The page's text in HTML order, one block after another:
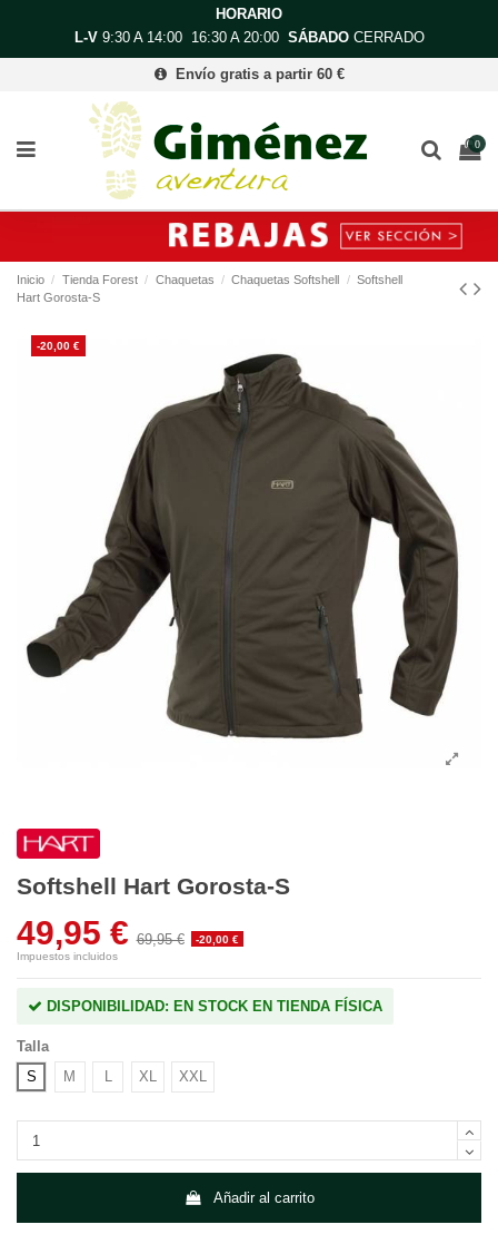
HORARIO
L-V9:30 A 14:00 16:30 A 20:00 SÁBADOCERRADO
Envío gratis a partir 60 €
0
Inicio Tienda Forest Chaquetas Chaquetas Softshell
Softshell
Hart Gorosta-S
-20,00 €
Softshell Hart Gorosta-S
49,95 € 69,95 €
-20,00 €
Impuestos incluidos
DISPONIBILIDAD: EN STOCK EN TIENDA FÍSICA
Talla
S
M L XL XXL
Añadir al carrito